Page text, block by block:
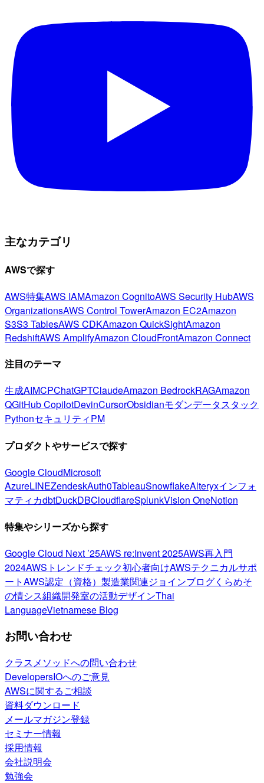
主なカテゴリ
AWSで探す
AWS特集AWS IAMAmazon CognitoAWS Security HubAWS
OrganizationsAWS Control TowerAmazon EC2Amazon
S3S3 TablesAWS CDKAmazon QuickSightAmazon
RedshiftAWS AmplifyAmazon CloudFrontAmazon Connect
注目のテーマ
生成AIMCPChatGPTClaudeAmazon BedrockRAGAmazon
QGitHub CopilotDevinCursorObsidianモダンデータスタック
PythonセキュリティPM
プロダクトやサービスで探す
Google CloudMicrosoft
AzureLINEZendeskAuth0TableauSnowflakeAlteryxインフォ
マティカdbtDuckDBCloudflareSplunkVision OneNotion
特集やシリーズから探す
Google Cloud Next ’25AWS re:Invent 2025AWS再入門
2024AWSトレンドチェック初心者向けAWSテクニカルサポ
ートAWS認定（資格） 製造業関連ジョインブログくらめそ
の情シス組織開発室の活動デザインThai
LanguageVietnamese Blog
お問い合わせ
クラスメソッドへの問い合わせ
DevelopersIOへのご意見
AWSに関するご相談
資料ダウンロード
メールマガジン登録
セミナー情報
採用情報
会社説明会
勉強会